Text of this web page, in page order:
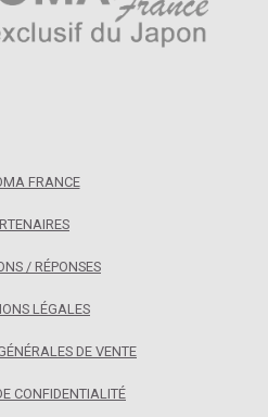
FRANCE
/ RÉPONSES
LÉGALES
DE VENTE
CONFIDENTIALITÉ